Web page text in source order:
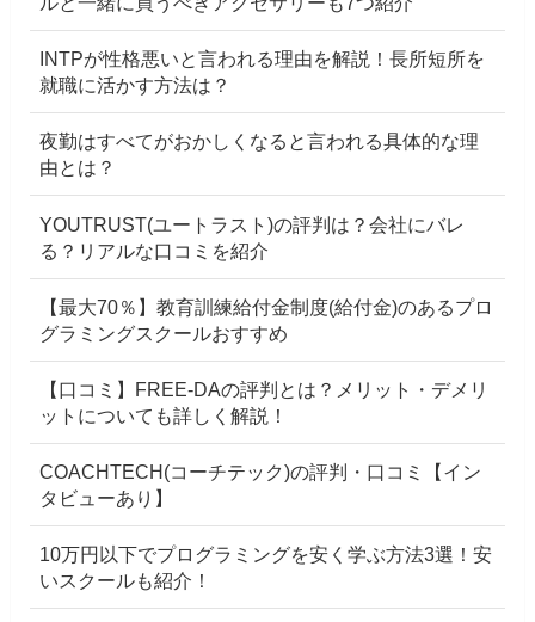
INTPが性格悪いと言われる理由を解説！長所短所を
就職に活かす方法は？
夜勤はすべてがおかしくなると言われる具体的な理
由とは？
YOUTRUST(ユートラスト)の評判は？会社にバレ
る？リアルな口コミを紹介
【最大70％】教育訓練給付金制度(給付金)のあるプロ
グラミングスクールおすすめ
【口コミ】FREE-DAの評判とは？メリット・デメリ
ットについても詳しく解説！
COACHTECH(コーチテック)の評判・口コミ【イン
タビューあり】
10万円以下でプログラミングを安く学ぶ方法3選！安
いスクールも紹介！